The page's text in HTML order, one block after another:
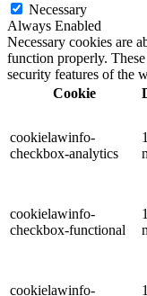
Necessary
Always Enabled
Necessary cookies are
function properly.
security features of the
Cookie
cookielawinfo-
checkbox-analytics
cookielawinfo-
checkbox-functional
cookielawinfo-